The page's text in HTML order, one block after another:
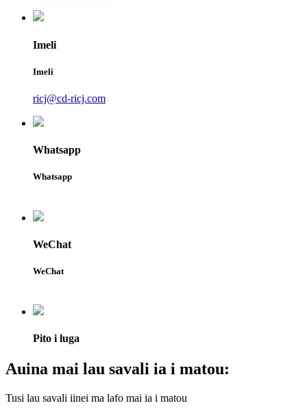
Imeli
Imeli
ricj@cd-ricj.com
Whatsapp
Whatsapp
WeChat
WeChat
Pito i luga
Auina mai lau savali ia i matou:
Tusi lau savali iinei ma lafo mai ia i matou